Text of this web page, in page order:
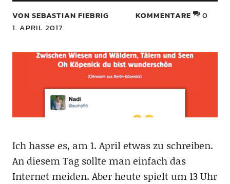
VON SEBASTIAN FIEBRIG
1. APRIL 2017
KOMMENTARE 0
Ich hasse es, am 1. April etwas zu schreiben.
An diesem Tag sollte man einfach das
Internet meiden. Aber heute spielt um 13 Uhr